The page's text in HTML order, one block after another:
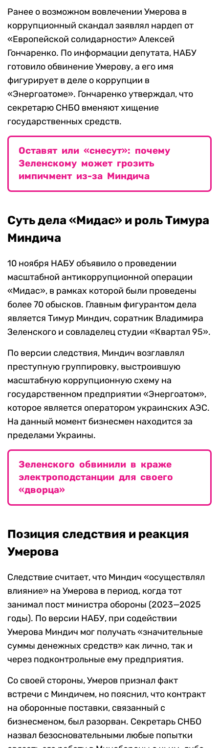
Ранее о возможном вовлечении Умерова в
коррупционный скандал заявлял нардеп от
«Европейской солидарности» Алексей
Гончаренко. По информации депутата, НАБУ
готовило обвинение Умерову, а его имя
фигурирует в деле о коррупции в
«Энергоатоме». Гончаренко утверждал, что
секретарю СНБО вменяют хищение
государственных средств.
Оставят или «снесут»: почему
Зеленскому может грозить
импичмент из-за Миндича
Суть дела «Мидас» и роль Тимура
Миндича
10 ноября НАБУ объявило о проведении
масштабной антикоррупционной операции
«Мидас», в рамках которой были проведены
более 70 обысков. Главным фигурантом дела
является Тимур Миндич, соратник Владимира
Зеленского и совладелец студии «Квартал 95».
По версии следствия, Миндич возглавлял
преступную группировку, выстроившую
масштабную коррупционную схему на
государственном предприятии «Энергоатом»,
которое является оператором украинских АЭС.
На данный момент бизнесмен находится за
пределами Украины.
Зеленского обвинили в краже
электроподстанции для своего
«дворца»
Позиция следствия и реакция
Умерова
Следствие считает, что Миндич «осуществлял
влияние» на Умерова в период, когда тот
занимал пост министра обороны (2023—2025
годы). По версии НАБУ, при содействии
Умерова Миндич мог получать «значительные
суммы денежных средств» как лично, так и
через подконтрольные ему предприятия.
Со своей стороны, Умеров признал факт
встречи с Миндичем, но пояснил, что контракт
на оборонные поставки, связанный с
бизнесменом, был разорван. Секретарь СНБО
назвал безосновательными любые попытки